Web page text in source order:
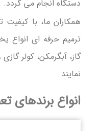
دستگاه انجام می گردد.
همکاران ما، با
ترمیم حرفه ای انواع
گاز، آبگرمکن، کولر
نمایند.
انواع برندهای